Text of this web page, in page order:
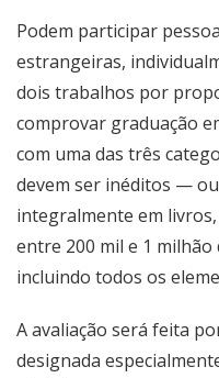
Podem participar
estrangeiras,
dois trabalhos por
comprovar graduação
com uma das três
devem ser inéditos —
integralmente em
entre 200 mil e 1 milhão
incluindo todos os
A avaliação será feita
designada